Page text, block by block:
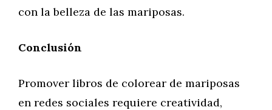
con la belleza de las mariposas.
Conclusión
Promover libros de colorear de mariposas
en redes sociales requiere creatividad,